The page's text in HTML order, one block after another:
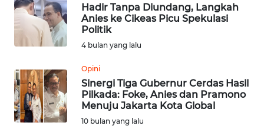
Hadir Tanpa Diundang, Langkah
Anies ke Cikeas Picu Spekulasi
Politik
4 bulan yang lalu
Opini
Sinergi Tiga Gubernur Cerdas Hasil
Pilkada: Foke, Anies dan Pramono
Menuju Jakarta Kota Global
10 bulan yang lalu
OPINI
Informasi
INDEKS
BERITA
KONTAK
KAMI